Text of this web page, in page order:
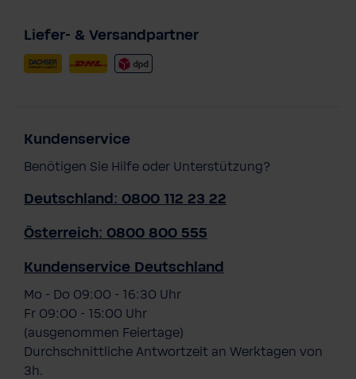
Liefer- & Versandpartner
Kundenservice
Benötigen Sie Hilfe oder Unterstützung?
Deutschland: 0800 112 23 22
Österreich: 0800 800 555
Kundenservice Deutschland
Mo - Do 09:00 - 16:30 Uhr
Fr 09:00 - 15:00 Uhr
(ausgenommen Feiertage)
Durchschnittliche Antwortzeit an Werktagen von
3h.